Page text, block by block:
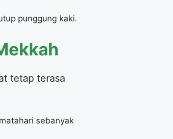
punggung kaki.
tetap terasa
sebanyak